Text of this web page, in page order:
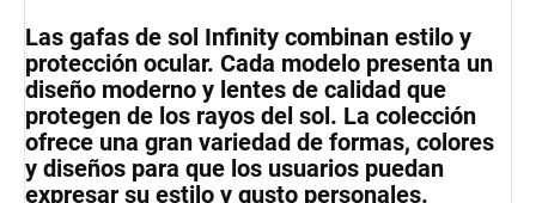
Las gafas de sol Infinity combinan estilo y
protección ocular. Cada modelo presenta un
diseño moderno y lentes de calidad que
protegen de los rayos del sol. La colección
ofrece una gran variedad de formas, colores
y diseños para que los usuarios puedan
expresar su estilo y gusto personales.